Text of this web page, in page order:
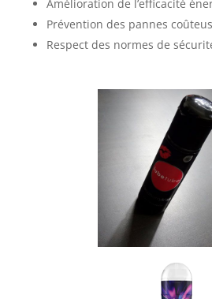
Amélioration de l’efficacité
Prévention des pannes
Respect des normes de